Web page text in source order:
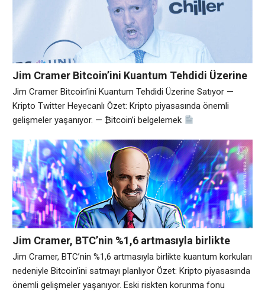
Jim Cramer Bitcoin’ini Kuantum Tehdidi Üzerine
Satıyor — Kripto Twitter Heyecanlı
Jim Cramer Bitcoin’ini Kuantum Tehdidi Üzerine Satıyor —
Kripto Twitter Heyecanlı Özet: Kripto piyasasında önemli
gelişmeler yaşanıyor. — ₿itcoin’i belgelemek
(@defidavo) 4 Ağustos 2026 — PIXELORD (@pixelord) 3
Ağustos 2026 — Bitcoin & Barbells (@Btcbarbells) 4 Ağustos
2026 Analiz: Piyasa hareketliliği devam ediyor.
Jim Cramer, BTC’nin %1,6 artmasıyla birlikte
kuantum korkuları nedeniyle Bitcoin’ini satmayı
planlıyor
Jim Cramer, BTC’nin %1,6 artmasıyla birlikte kuantum korkuları
nedeniyle Bitcoin’ini satmayı planlıyor Özet: Kripto piyasasında
önemli gelişmeler yaşanıyor. Eski riskten korunma fonu